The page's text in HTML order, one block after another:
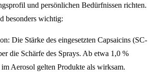
und persönlichen Bedürfnissen richten.
besonders wichtig:
Die Stärke des eingesetzten Capsaicins (SC-
die Schärfe des Sprays. Ab etwa 1,0 %
Aerosol gelten Produkte als wirksam.